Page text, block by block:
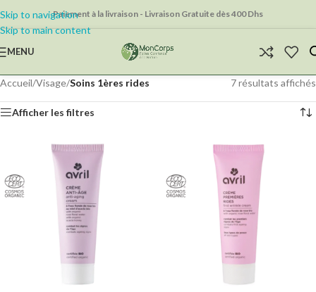
Skip to navigation
Skip to main content
Paiement à la livraison - Livraison Gratuite dès 400 Dhs
MENU
Accueil/Visage/Soins 1ères rides 7 résultats affichés
Afficher les filtres